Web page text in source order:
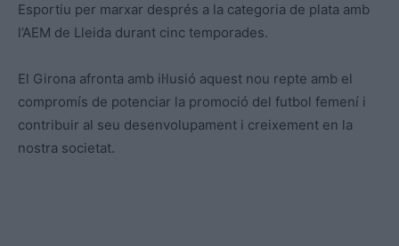
Esportiu per marxar després a la categoria de plata amb
l’AEM de Lleida durant cinc temporades.
El Girona afronta amb il·lusió aquest nou repte amb el
compromís de potenciar la promoció del futbol femení i
contribuir al seu desenvolupament i creixement en la
nostra societat.